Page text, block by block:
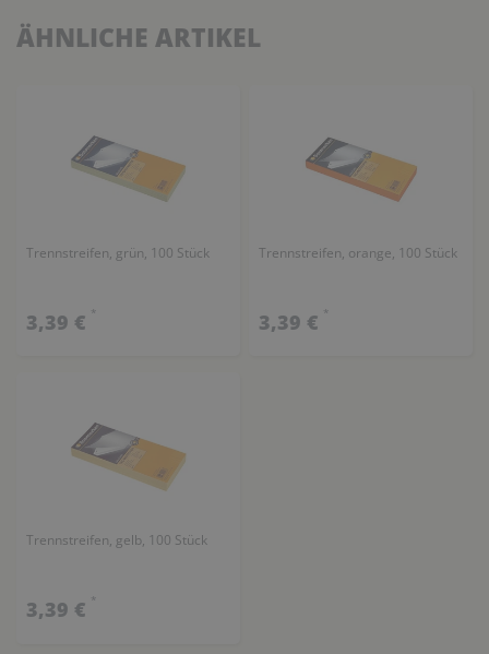
ÄHNLICHE ARTIKEL
Trennstreifen, grün, 100 Stück
3,39 € *
Trennstreifen, orange, 100 Stück
3,39 € *
Trennstreifen, gelb, 100 Stück
3,39 € *